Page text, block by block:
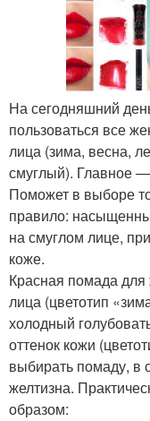
На сегодняшний
пользоваться все
лица (зима, весна,
смуглый). Главное
Поможет в выборе
правило:
на смуглом лице,
коже.
Красная помада
лица (цветотип
холодный
оттенок кожи
выбирать помаду, в
желтизна.
образом: